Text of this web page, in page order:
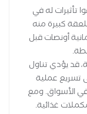
تأثيرات له في
كبيرة منه
أونصات قبل
قد يؤدي تناول
تسريع عملية
الأسواق. ومع
غذائية.